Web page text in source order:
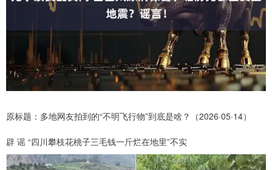
原标题：多地网友拍到的“不明飞行物”到底是啥？（2026·05·14）
辟 谣 “四川攀枝花桃子三毛钱一斤烂在地里”不实